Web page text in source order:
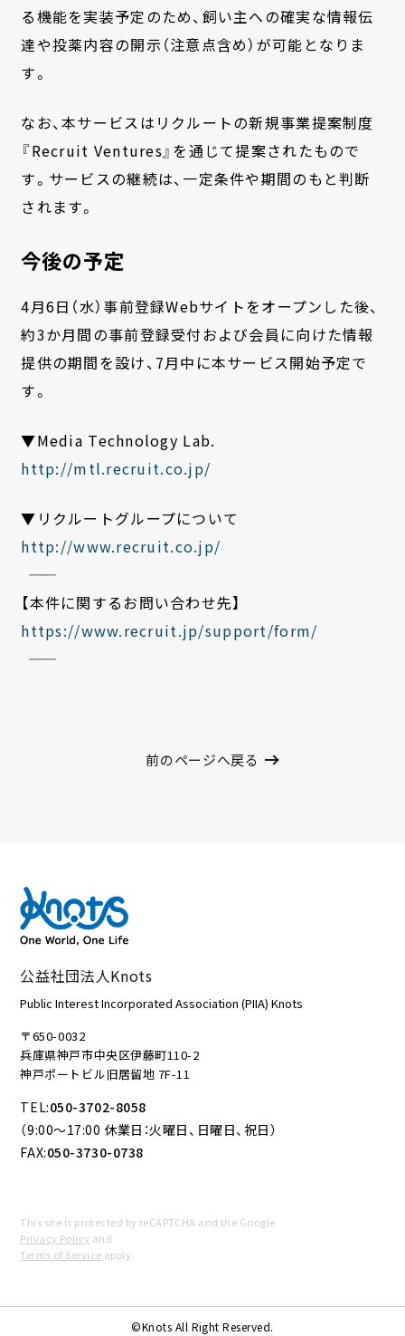
る機能を実装予定のため、 飼い主への確実な情報伝
達や投薬内容の開示（注意点含め） が可能となりま
す。
なお、本サービスはリクルートの新規事業提案制度
『Recruit Ventures』を通じて提案されたもので
す。 サービスの継続は、一定条件や期間のもと判断
されます。
今後の予定
4月6日（水）事前登録Webサイトをオープンした後、
約3か月間の事前登録受付および会員に向けた情報
提供の期間を設け、7月中に本サービス開始予定で
す。
▼Media Technology Lab.
http://mtl.recruit.co.jp/
▼リクルートグループについて
http://www.recruit.co.jp/
――――――――――――――――――――
【本件に関するお問い合わせ先】
https://www.recruit.jp/support/form/
――――――――――――――――――――
前のページへ戻る
公益社団法人Knots
Public Interest Incorporated Association (PIIA) Knots
〒650-0032
兵庫県神戸市中央区伊藤町110-2
神戸ポートビル旧居留地 7F-11
TEL:050-3702-8058
（9:00～17:00 休業日：火曜日、日曜日、祝日）
FAX:050-3730-0738
This site is protected by reCAPTCHA and the Google
Privacy Policy and
Terms of Service apply.
©Knots All Right Reserved.